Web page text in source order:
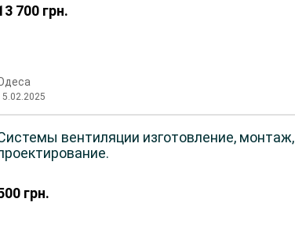
700 грн.
грн.
вентиляции изготовление, монтаж,